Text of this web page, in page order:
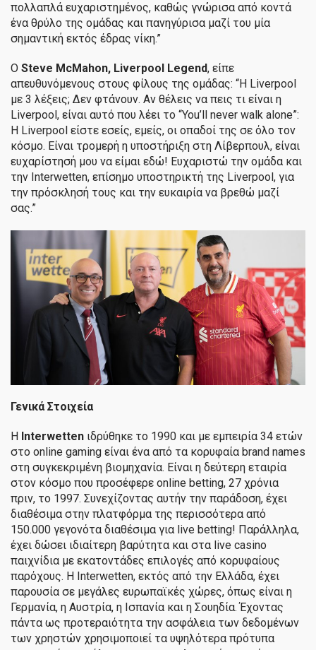
πολλαπλά ευχαριστημένος, καθώς γνώρισα από κοντά
ένα θρύλο της ομάδας και πανηγύρισα μαζί του μία
σημαντική εκτός έδρας νίκη.”
Ο Steve McMahon, Liverpool Legend, είπε
απευθυνόμενους στους φίλους της ομάδας: “Η Liverpool
με 3 λέξεις; Δεν φτάνουν. Αν θέλεις να πεις τι είναι η
Liverpool, είναι αυτό που λέει το “You’ll never walk alone”:
Η Liverpool είστε εσείς, εμείς, οι οπαδοί της σε όλο τον
κόσμο. Είναι τρομερή η υποστήριξη στη Λίβερπουλ, είναι
ευχαρίστησή μου να είμαι εδώ! Ευχαριστώ την ομάδα και
την Interwetten, επίσημο υποστηρικτή της Liverpool, για
την πρόσκλησή τους και την ευκαιρία να βρεθώ μαζί
σας.”
Γενικά Στοιχεία
Η Interwetten ιδρύθηκε το 1990 και με εμπειρία 34 ετών
στο online gaming είναι ένα από τα κορυφαία brand names
στη συγκεκριμένη βιομηχανία. Είναι η δεύτερη εταιρία
στον κόσμο που προσέφερε online betting, 27 χρόνια
πριν, το 1997. Συνεχίζοντας αυτήν την παράδοση, έχει
διαθέσιμα στην πλατφόρμα της περισσότερα από
150.000 γεγονότα διαθέσιμα για live betting! Παράλληλα,
έχει δώσει ιδιαίτερη βαρύτητα και στα live casino
παιχνίδια με εκατοντάδες επιλογές από κορυφαίους
παρόχους. Η Interwetten, εκτός από την Ελλάδα, έχει
παρουσία σε μεγάλες ευρωπαϊκές χώρες, όπως είναι η
Γερμανία, η Αυστρία, η Ισπανία και η Σουηδία. Έχοντας
πάντα ως προτεραιότητα την ασφάλεια των δεδομένων
των χρηστών χρησιμοποιεί τα υψηλότερα πρότυπα